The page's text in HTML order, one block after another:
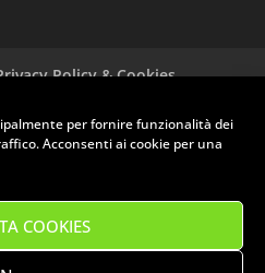
per fornire funzionalità dei
Acconsenti ai cookie per una
COOKIES
Policy & Cookies
01709030975
info@clubruoteclassiche.it